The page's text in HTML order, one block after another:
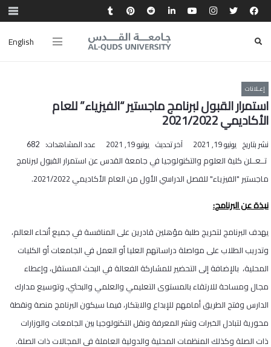
English
إعـلانات
استمرار القبول لبرنامج ماجستير “الفيزياء” للعام
الأكاديمي 2021/2022
نشر بتاريخ يونيو 19, 2021 آخر تحديث يونيو 19, 2021 عدد المشاهدات: 682
تــعــلن كلية العلوم والتكنولوجيا في جامعة القدس عن استمرار القبول لبرنامج
ماجستير "الفيزياء" للفصل الدراسي الأول من العام الأكاديمي 2021/2022.
نبذة عن البرنامج:
يهدف البرنامج لتخريج طلبة مؤهلين قادرين على المنافسة في جميع أنحاء العالم،
وتدريب الطلاب على مواصلة دراساتهم العليا أو العمل في الجامعات أو الكليات
المحلية، بالإضافة إلى التحضير للمشاركة الفعالة في البحث المستقل، وإعطاء
مجال ومساحة للارتقاء بالمستوى التعليمي والعلمي والبحثي، وتوسيع مدارك
الدارس وفتح الطريق أمامهم للإبداع والابتكار، فيما سيكون البرنامج منصة ونقطة
محورية لتبادل الخبرات ونشر المعرفة ونقل التكنولوجيا بين الجامعات والوزارات
ذات الصلة وكذلك المنظمات المحلية والدولية العاملة في المجالات ذات الصلة.